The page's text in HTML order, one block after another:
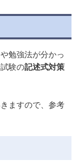
勉強法が分かっ
験の記述式対策
ますので、参考